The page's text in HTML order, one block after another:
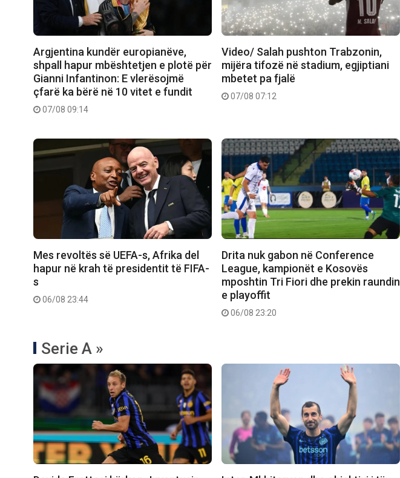
Argjentina kundër europianëve,
shpall hapur mbështetjen e plotë për
Gianni Infantinon: E vlerësojmë
çfarë ka bërë në 10 vitet e fundit
07/08 09:14
Video/ Salah pushton Trabzonin,
mijëra tifozë në stadium, egjiptiani
mbetet pa fjalë
07/08 07:12
Mes revoltës së UEFA-s, Afrika del
hapur në krah të presidentit të FIFA-
s
06/08 23:44
Drita nuk gabon në Conference
League, kampionët e Kosovës
mposhtin Tri Fiori dhe prekin raundin
e playoffit
06/08 23:20
Serie A »